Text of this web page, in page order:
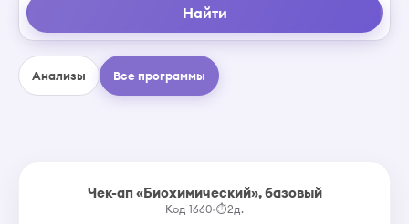
Найти
Анализы Все программы
Чек-ап «Биохимический», базовый
Код 1660•⏱2д.